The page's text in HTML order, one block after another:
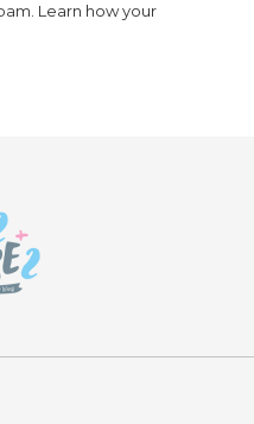
Learn how your